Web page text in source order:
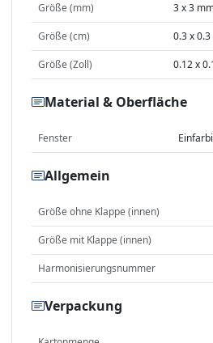
Größe (mm) 3 x 3
Größe (cm) 0.3 x
Größe (Zoll) 0.12 x
Material & Oberfläche
Fenster
Allgemein
Größe ohne Klappe (innen)
Größe mit Klappe (innen)
Harmonisierungsnummer
Verpackung